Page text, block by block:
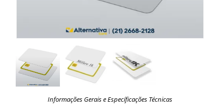
Informações Gerais e Específicações Técnicas